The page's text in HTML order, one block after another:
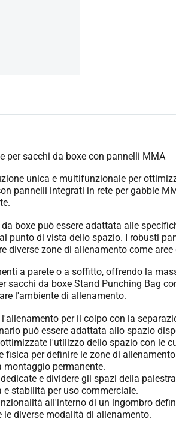
per sacchi da boxe con pannelli MMA
unica e multifunzionale per
pannelli integrati in rete per gabbie
boxe può essere adattata alle
punto di vista dello spazio. I robusti
diverse zone di allenamento come
a parete o a soffitto, offrendo la
da boxe Stand Punching Bag
l'ambiente di allenamento.
per il colpo con la
può essere adattata allo spazio
l'utilizzo dello spazio con le
fisica per definire le zone di
permanente.
e dividere gli spazi della
e stabilità per uso commerciale.
all'interno di un ingombro
le diverse modalità di allenamento.